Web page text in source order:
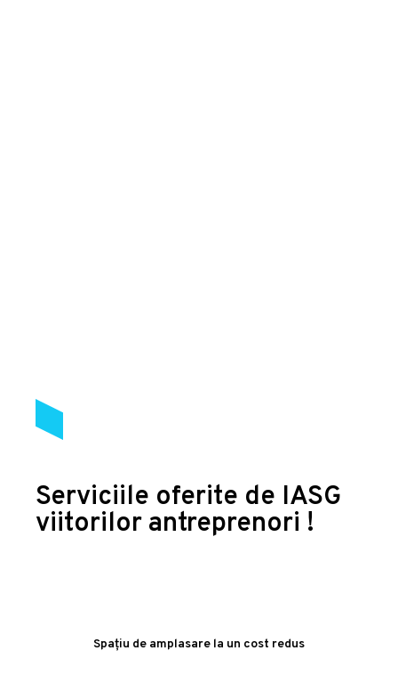
Serviciile oferite de IASG
viitorilor antreprenori !
Spațiu de amplasare la un cost redus